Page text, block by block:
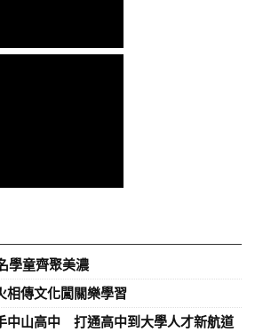
學童齊聚美濃
相傳文化闖關樂學習
中山高中 打通高中到大學人才新航道